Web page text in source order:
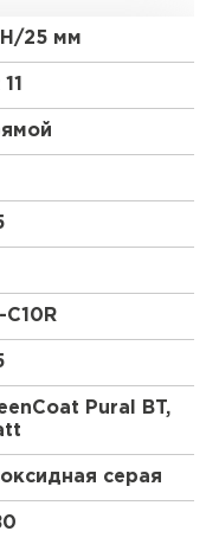
более
органично
Н/25 мм
С10R
Pural BT,
серая